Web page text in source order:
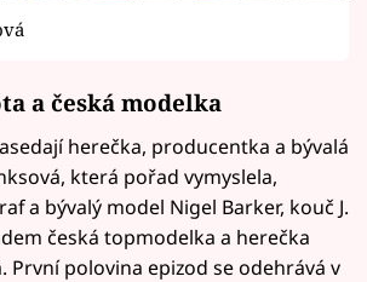
a česká modelka
herečka, producentka a bývalá
která pořad vymyslela,
a bývalý model Nigel Barker, kouč J.
česká topmodelka a herečka
První polovina epizod se odehrává v